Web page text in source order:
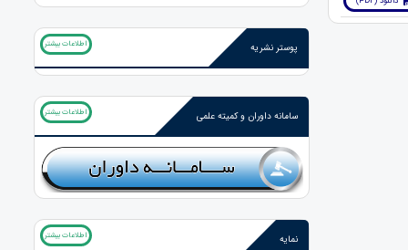
پوستر نشریه اطلاعات بیشتر
سامانه داوران و کمیته علمی اطلاعات بیشتر
نمایه اطلاعات بیشتر